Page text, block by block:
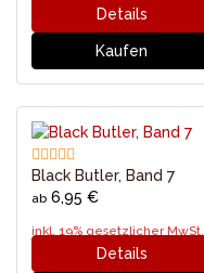
Details
Kaufen
Black Butler, Band 7
ab 6,95 €
inkl. 19% gesetzlicher MwSt.
Details